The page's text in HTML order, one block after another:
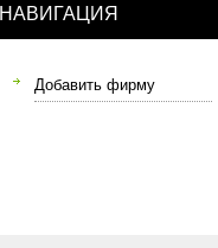
НАВИГАЦИЯ
Добавить фирму